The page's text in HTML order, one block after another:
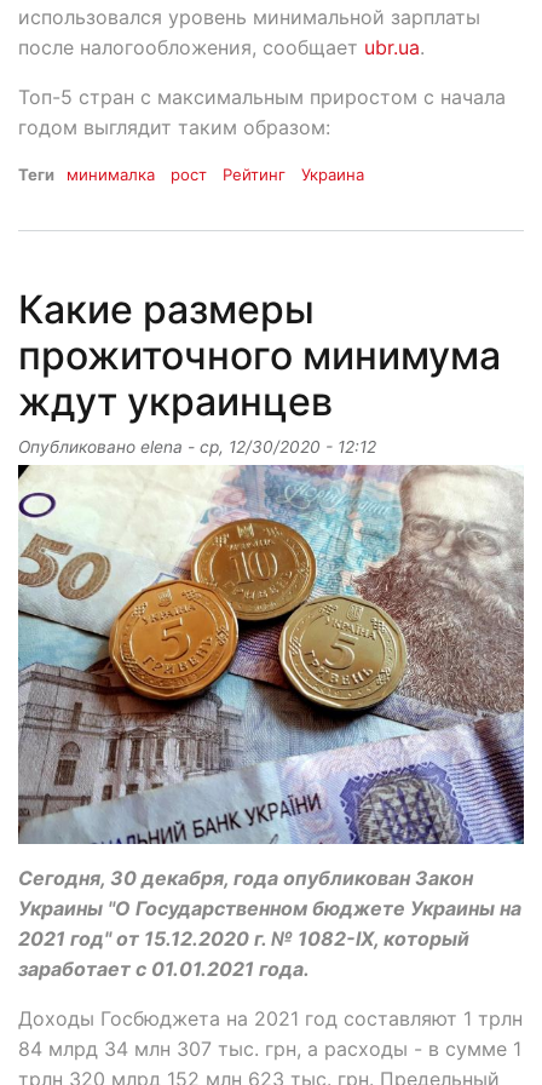
использовался уровень минимальной зарплаты
после налогообложения, сообщает ubr.ua.
Топ-5 стран с максимальным приростом с начала
годом выглядит таким образом:
Теги минималка рост Рейтинг Украина
Какие размеры
прожиточного минимума
ждут украинцев
Опубликовано elena - ср, 12/30/2020 - 12:12
Сегодня, 30 декабря, года опубликован Закон
Украины "О Государственном бюджете Украины на
2021 год" от 15.12.2020 г. № 1082-IX, который
заработает с 01.01.2021 года.
Доходы Госбюджета на 2021 год составляют 1 трлн
84 млрд 34 млн 307 тыс. грн, а расходы - в сумме 1
трлн 320 млрд 152 млн 623 тыс. грн. Предельный